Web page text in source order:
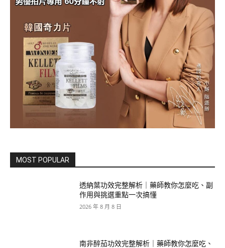
MOST POPULAR
透納葉功效完整解析｜藥師教你怎麼吃、副
作用與挑選重點一次搞懂
2026 年 8 月 8 日
南非醉茄功效完整解析｜藥師教你怎麼吃、